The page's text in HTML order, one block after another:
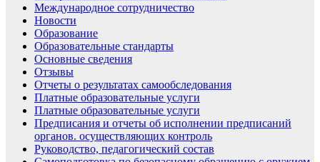
Международное сотрудничество
Новости
Образование
Образовательные стандарты
Основные сведения
Отзывы
Отчеты о результатах самообследования
Платные образовательные услуги
Платные образовательные услуги
Предписания и отчеты об исполнении предписаний
органов. осуществляющих контроль
Руководство, педагогический состав